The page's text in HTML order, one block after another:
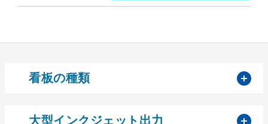
看板の種類
大型インクジェット出力